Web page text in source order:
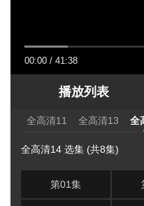
00:00 / 41:38
播放列表
全高清11 全高清13 全
全高清14 选集 (共8集)
第01集